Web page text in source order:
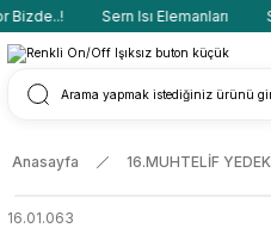
Sern Isı Elemanları
Anasayfa 16.MUHTELİF
16.01.063